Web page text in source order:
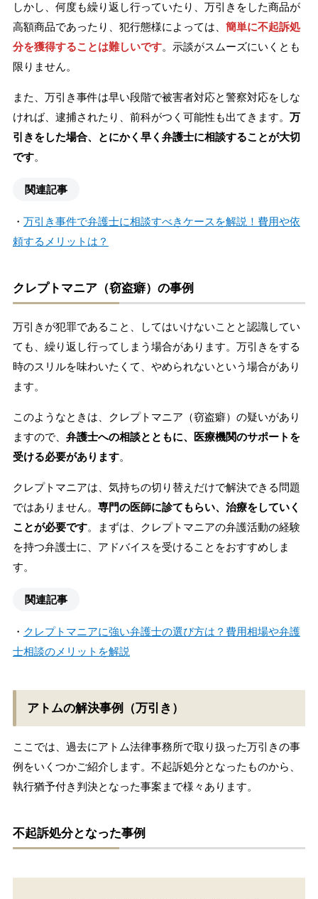
しかし、何度も繰り返し行っていたり、万引きをした商品が
高額商品であったり、犯行態様によっては、 簡単に不起訴処
分を獲得することは難しいです。示談がスムーズにいくとも
限りません。
また、万引き事件は早い段階で被害者対応と警察対応をしな
ければ、逮捕されたり、前科がつく可能性も出てきます。 万
引きをした場合、とにかく早く弁護士に相談することが大切
です。
関連記事
・ 万引き事件で弁護士に相談すべきケースを解説！費用や依
頼するメリットは？
クレプトマニア（窃盗癖）の事例
万引きが犯罪であること、してはいけないことと認識してい
ても、繰り返し行ってしまう場合があります。万引きをする
時のスリルを味わいたくて、やめられないという場合があり
ます。
このようなときは、クレプトマニア（窃盗癖）の疑いがあり
ますので、 弁護士への相談とともに、医療機関のサポートを
受ける必要があります。
クレプトマニアは、気持ちの切り替えだけで解決できる問題
ではありません。 専門の医師に診てもらい、治療をしていく
ことが必要です。まずは、クレプトマニアの弁護活動の経験
を持つ弁護士に、アドバイスを受けることをおすすめしま
す。
関連記事
・ クレプトマニアに強い弁護士の選び方は？費用相場や弁護
士相談のメリットを解説
アトムの解決事例（万引き）
ここでは、過去にアトム法律事務所で取り扱った万引きの事
例をいくつかご紹介します。不起訴処分となったものから、
執行猶予付き判決となった事案まで様々あります。
不起訴処分となった事例